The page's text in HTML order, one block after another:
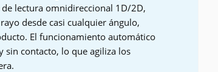
lectura omnidireccional 1D/2D,
desde casi cualquier ángulo,
El funcionamiento automático
sin contacto, lo que agiliza los